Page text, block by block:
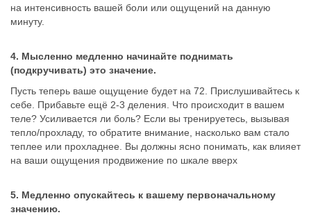
на интенсивность вашей боли или ощущений на данную
минуту.
4. Мысленно медленно начинайте поднимать
(подкручивать) это значение.
Пусть теперь ваше ощущение будет на 72. Прислушивайтесь к
себе. Прибавьте ещё 2-3 деления. Что происходит в вашем
теле? Усиливается ли боль? Если вы тренируетесь, вызывая
тепло/прохладу, то обратите внимание, насколько вам стало
теплее или прохладнее. Вы должны ясно понимать, как влияет
на ваши ощущения продвижение по шкале вверх
5. Медленно опускайтесь к вашему первоначальному
значению.